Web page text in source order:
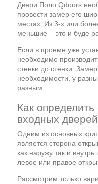
Двери Поло Qdoors
провести замер его
местах. Из 3-х или
меньшие – это и буде
Если в проеме уже
необходимо
стенки до стенки.
необходимости, у
разным.
Как
входных дверей
Одним из основных
является сторона
как наружу так и
левое или правое
Рассмотрим только